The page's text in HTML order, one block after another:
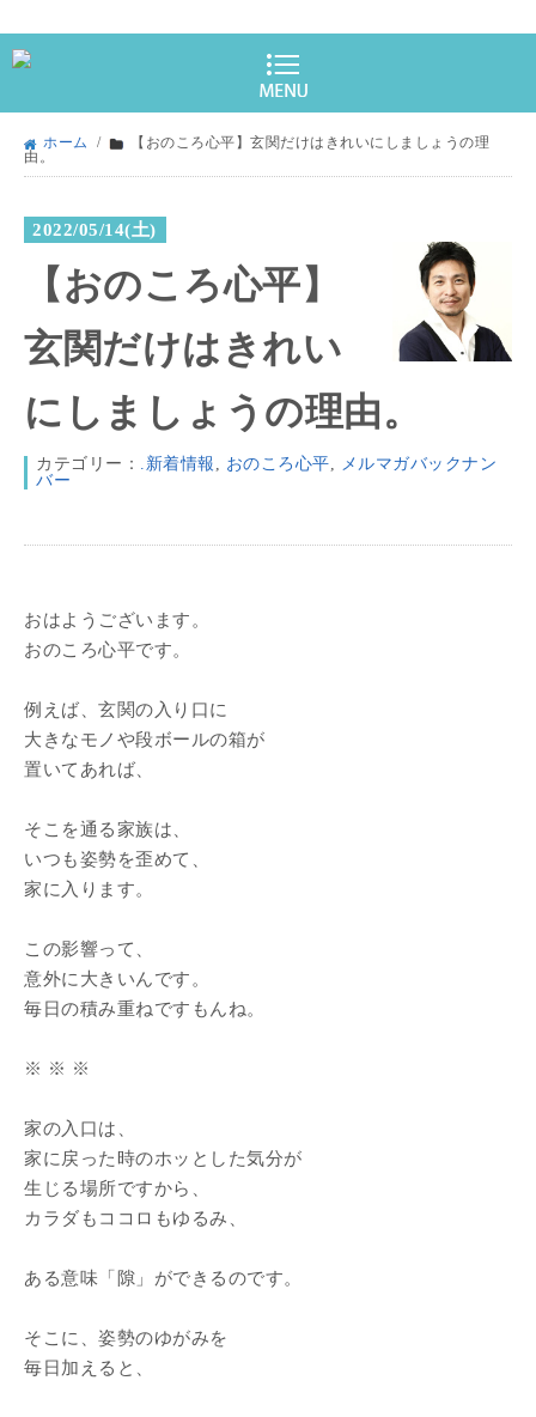
ホーム /
【おのころ心平】玄関だけはきれいにしましょうの理
由。
2022/05/14(土)
【おのころ心平】
玄関だけはきれい
にしましょうの理由。
カテゴリー： .新着情報 , おのころ心平, メルマガバックナン
バー
おはようございます。
おのころ心平です。
例えば、玄関の入り口に
大きなモノや段ボールの箱が
置いてあれば、
そこを通る家族は、
いつも姿勢を歪めて、
家に入ります。
この影響って、
意外に大きいんです。
毎日の積み重ねですもんね。
※ ※ ※
家の入口は、
家に戻った時のホッとした気分が
生じる場所ですから、
カラダもココロもゆるみ、
ある意味「隙」ができるのです。
そこに、姿勢のゆがみを
毎日加えると、